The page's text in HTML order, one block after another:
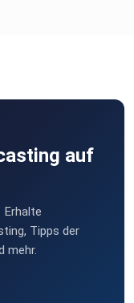
auf
Erhalte
Tipps der
mehr.